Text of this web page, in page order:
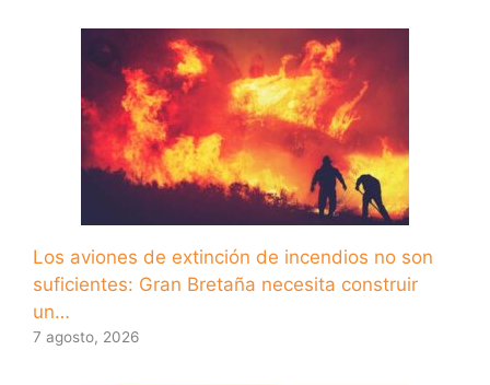
Los aviones de extinción de incendios no son
suficientes: Gran Bretaña necesita construir
un…
7 agosto, 2026